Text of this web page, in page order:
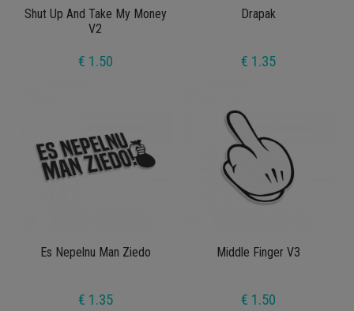
Shut Up And Take My Money
V2
€ 1.50
Drapak
€ 1.35
Es Nepelnu Man Ziedo
€ 1.35
Middle Finger V3
€ 1.50